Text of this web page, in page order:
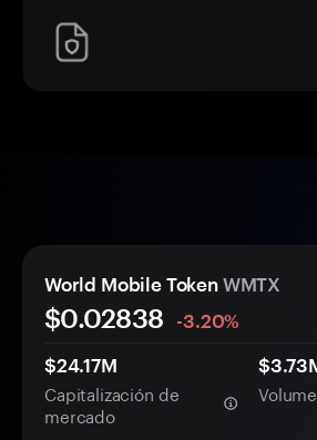
World Mobile Token WMTX
$0.02838
-3.20%
$24.17M
Capitalización de
mercado